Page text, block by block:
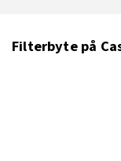
Filterbyte på